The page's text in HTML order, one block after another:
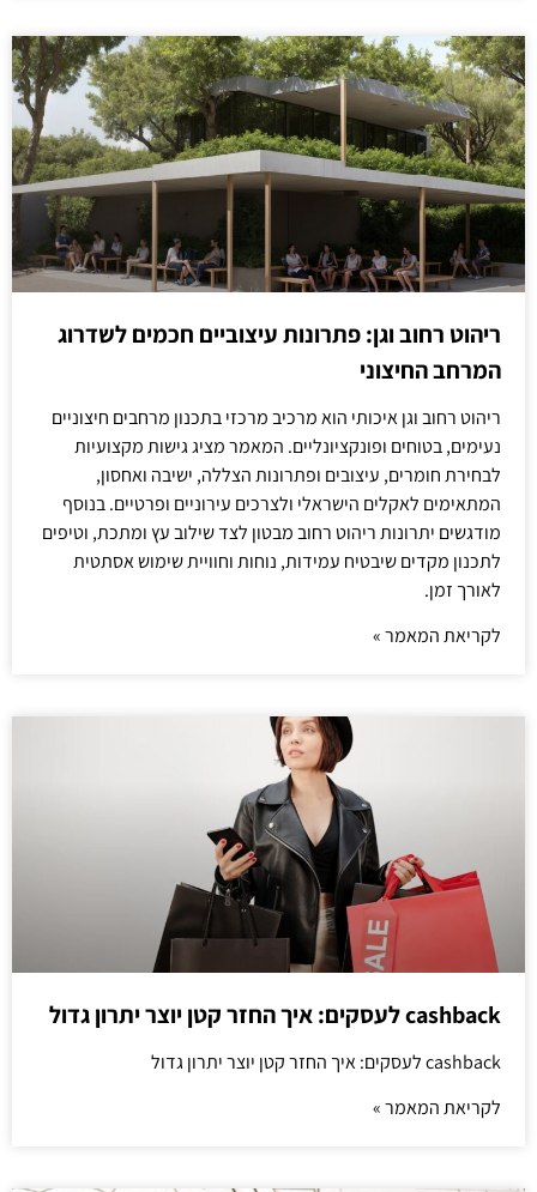
ריהוט רחוב וגן: פתרונות עיצוביים חכמים לשדרוג
המרחב החיצוני
ריהוט רחוב וגן איכותי הוא מרכיב מרכזי בתכנון מרחבים חיצוניים
נעימים, בטוחים ופונקציונליים. המאמר מציג גישות מקצועיות
לבחירת חומרים, עיצובים ופתרונות הצללה, ישיבה ואחסון,
המתאימים לאקלים הישראלי ולצרכים עירוניים ופרטיים. בנוסף
מודגשים יתרונות ריהוט רחוב מבטון לצד שילוב עץ ומתכת, וטיפים
לתכנון מקדים שיבטיח עמידות, נוחות וחוויית שימוש אסתטית
לאורך זמן.
לקריאת המאמר »
cashback לעסקים: איך החזר קטן יוצר יתרון גדול
cashback לעסקים: איך החזר קטן יוצר יתרון גדול
לקריאת המאמר »